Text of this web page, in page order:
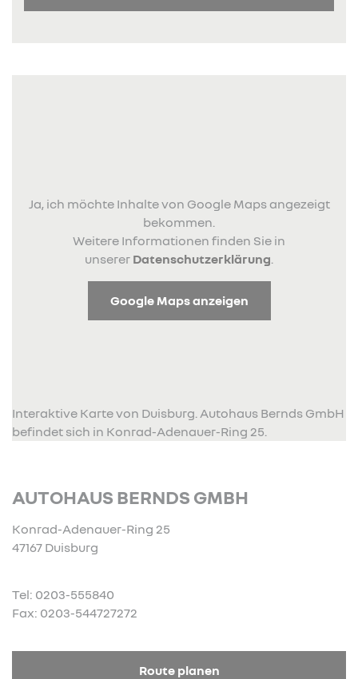
Ja, ich möchte Inhalte von Google Maps angezeigt
bekommen.
Weitere Informationen finden Sie in
unserer Datenschutzerklärung.
Google Maps anzeigen
Interaktive Karte von Duisburg. Autohaus Bernds GmbH
befindet sich in Konrad-Adenauer-Ring 25.
AUTOHAUS BERNDS GMBH
Konrad-Adenauer-Ring 25
47167 Duisburg
Tel: 0203-555840
Fax: 0203-544727272
Route planen